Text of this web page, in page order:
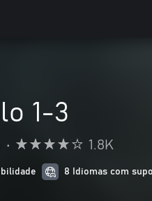
1-3
• 1.8K
8 Idiomas com